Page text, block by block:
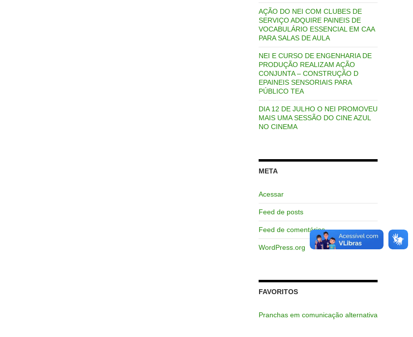
AÇÃO DO NEI COM CLUBES DE
SERVIÇO ADQUIRE PAINEIS DE
VOCABULÁRIO ESSENCIAL EM CAA
PARA SALAS DE AULA
NEI E CURSO DE ENGENHARIA DE
PRODUÇÃO REALIZAM AÇÃO
CONJUNTA – CONSTRUÇÃO D
EPAINEIS SENSORIAIS PARA
PÚBLICO TEA
DIA 12 DE JULHO O NEI PROMOVEU
MAIS UMA SESSÃO DO CINE AZUL
NO CINEMA
META
Acessar
Feed de posts
Feed de comentários
WordPress.org
FAVORITOS
Pranchas em comunicação alternativa